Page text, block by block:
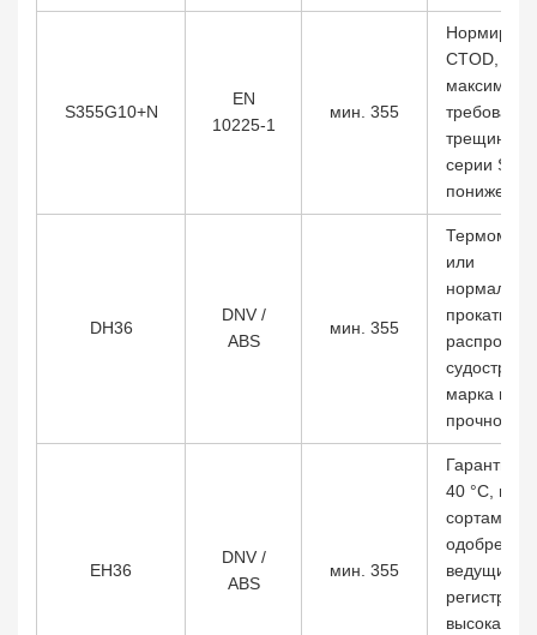
S355G10+N
EN
10225-1
мин. 355
CTOD,
серии
DH36
DNV /
ABS
мин. 355
или
прокатка,
марка
прочности
EH36
DNV /
ABS
мин. 355
Гарантия
40 °C,
сортамент
одобрена
ведущими
высокая